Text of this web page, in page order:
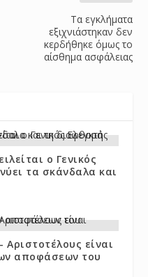
Τα εγκλήματα
εξιχνιάστηκαν δεν
κερδήθηκε όμως το
αίσθημα ασφάλειας
ο Γενικός
τα σκάνδαλα και
είναι
αποφάσεων του